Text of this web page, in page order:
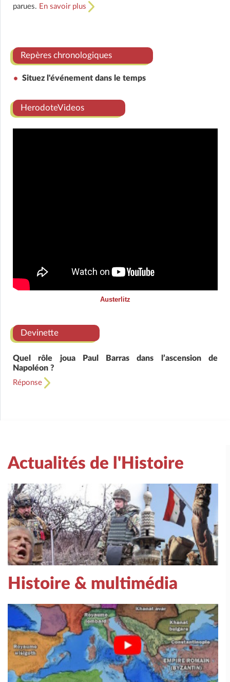
parues. En savoir plus
Repères chronologiques
Situez l'événement dans le temps
HerodoteVideos
Austerlitz
Devinette
Quel rôle joua Paul Barras dans l’ascension de
Napoléon ?
Réponse
Actualités de l'Histoire
Histoire & multimédia